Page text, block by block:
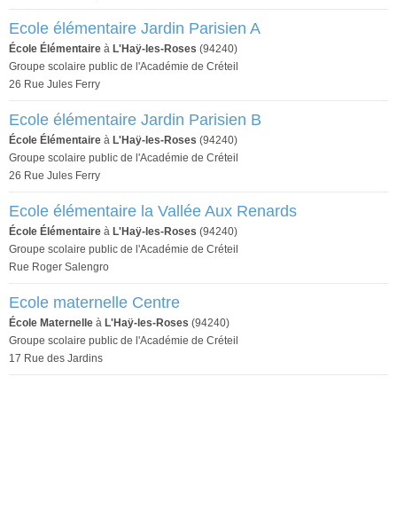
Ecole élémentaire Jardin Parisien A
École Élémentaire à L'Haÿ-les-Roses (94240)
Groupe scolaire public de l'Académie de Créteil
26 Rue Jules Ferry
Ecole élémentaire Jardin Parisien B
École Élémentaire à L'Haÿ-les-Roses (94240)
Groupe scolaire public de l'Académie de Créteil
26 Rue Jules Ferry
Ecole élémentaire la Vallée Aux Renards
École Élémentaire à L'Haÿ-les-Roses (94240)
Groupe scolaire public de l'Académie de Créteil
Rue Roger Salengro
Ecole maternelle Centre
École Maternelle à L'Haÿ-les-Roses (94240)
Groupe scolaire public de l'Académie de Créteil
17 Rue des Jardins